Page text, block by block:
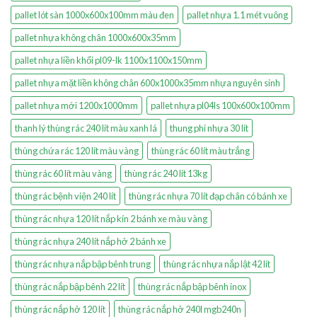
pallet lót sàn 1000x600x100mm màu đen
pallet nhựa 1.1 mét vuông
pallet nhựa không chân 1000x600x35mm
pallet nhựa liền khối pl09-lk 1100x1100x150mm
pallet nhựa mặt liền không chân 600x1000x35mm nhựa nguyên sinh
pallet nhựa mới 1200x1000mm
pallet nhựa pl04ls 100x600x100mm
thanh lý thùng rác 240 lít màu xanh lá
thung phi nhựa 30 lít
thùng chứa rác 120 lít màu vàng
thùng rác 60 lít màu trắng
thùng rác 60 lít màu vàng
thùng rác 240 lít 13kg
thùng rác bệnh viện 240 lít
thùng rác nhựa 70 lít đạp chân có bánh xe
thùng rác nhựa 120 lít nắp kín 2 bánh xe màu vàng
thùng rác nhựa 240 lít nắp hở 2 bánh xe
thùng rác nhựa nắp bập bênh trung
thùng rác nhựa nắp lật 42 lít
thùng rác nắp bập bênh 22 lít
thùng rác nắp bập bênh inox
thùng rác nắp hở 120 lít
thùng rác nắp hở 240l mgb240n